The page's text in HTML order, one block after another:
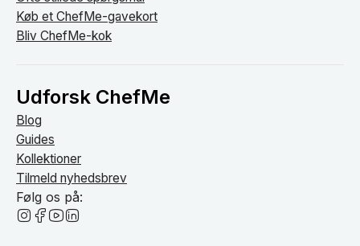
Køb et ChefMe-gavekort
Bliv ChefMe-kok
Udforsk ChefMe
Blog
Guides
Kollektioner
Tilmeld nyhedsbrev
Følg os på: